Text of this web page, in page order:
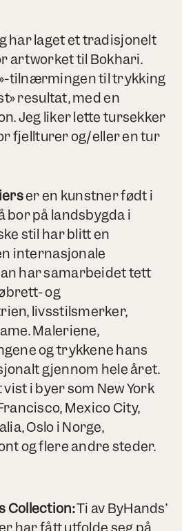
har laget et tradisjonelt
artworket til Bokhari.
tilnærmingen til trykking
resultat, med en
Jeg liker lette tursekker
fjellturer og/eller en tur
er en kunstner født i
bor på landsbygda i
stil har blitt en
internasjonale
har samarbeidet tett
og
livsstilsmerker,
Maleriene,
og trykkene hans
gjennom hele året.
i byer som New York
Mexico City,
Oslo i Norge,
og flere andre steder.
Collection:Ti av ByHands’